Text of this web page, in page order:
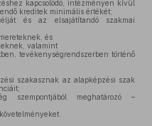
kapcsolódó, intézményen kívül
kreditek minimális értékét;
és az elsajátítandó szakmai
és
valamint
tevékenységrendszerben történő
szakasznak az alapképzési szak
szempontjából meghatározó –